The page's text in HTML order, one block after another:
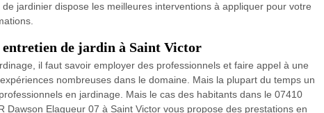
jardinier dispose les meilleures interventions à appliquer pour votre
de jardin à Saint Victor
il faut savoir employer des professionnels et faire appel à une
nombreuses dans le domaine. Mais la plupart du temps un
en jardinage. Mais le cas des habitants dans le 07410
Dawson Elagueur 07 à Saint Victor vous propose des prestations en